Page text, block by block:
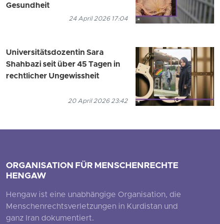
Gesundheit
24 April 2026 17:04
Universitätsdozentin Sara
Shahbazi seit über 45 Tagen in
rechtlicher Ungewissheit
20 April 2026 23:42
ORGANISATION FÜR MENSCHENRECHTE
HENGAW
Hengaw ist eine unabhängige Organisation, die
Menschenrechtsverletzungen in Kurdistan und
ganz Iran dokumentiert.